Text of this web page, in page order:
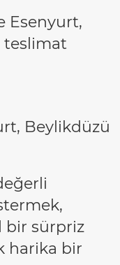
Esenyurt,
teslimat
Beylikdüzü
bir sürpriz
harika bir